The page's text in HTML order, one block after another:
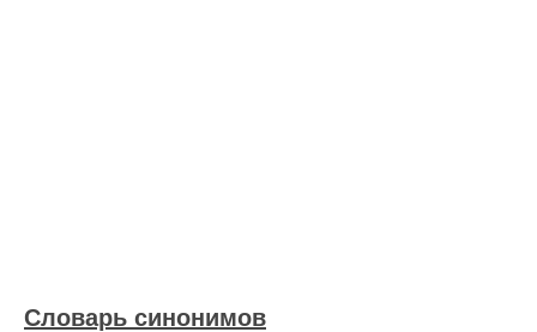
Словарь синонимов